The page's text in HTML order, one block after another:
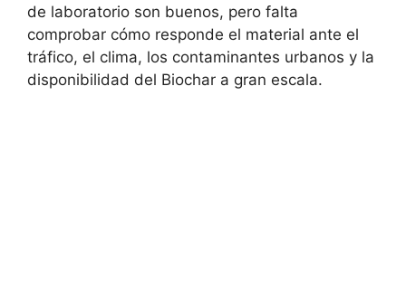
de laboratorio son buenos, pero falta
comprobar cómo responde el material ante el
tráfico, el clima, los contaminantes urbanos y la
disponibilidad del Biochar a gran escala.